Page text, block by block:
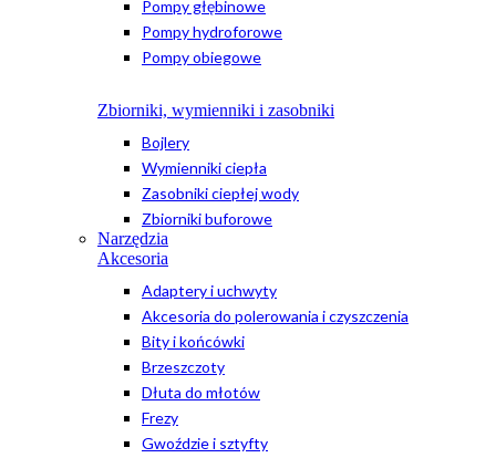
Pompy głębinowe
Pompy hydroforowe
Pompy obiegowe
Zbiorniki, wymienniki i zasobniki
Bojlery
Wymienniki ciepła
Zasobniki ciepłej wody
Zbiorniki buforowe
Narzędzia
Akcesoria
Adaptery i uchwyty
Akcesoria do polerowania i czyszczenia
Bity i końcówki
Brzeszczoty
Dłuta do młotów
Frezy
Gwoździe i sztyfty